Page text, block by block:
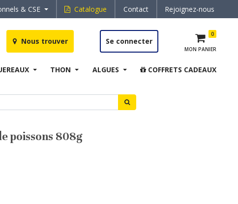
& CSE Catalogue Contact Rejoignez-nous
Nous trouver Se connecter
MON PANIER
0
THON ALGUES COFFRETS CADEAUX
poissons 808g